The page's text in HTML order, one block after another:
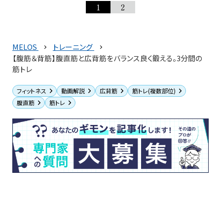
1 2
MELOS
トレーニング
【腹筋＆背筋】腹直筋と広背筋をバランス良く鍛える。3分間の
筋トレ
フィットネス 動画解説 広背筋
筋トレ(複数部位)
腹直筋
筋トレ